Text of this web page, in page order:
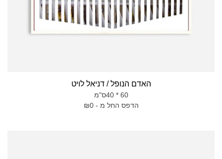
האדם הנופל / דניאל לויט
60 * 40ס"מ
הדפס החל מ - ₪0